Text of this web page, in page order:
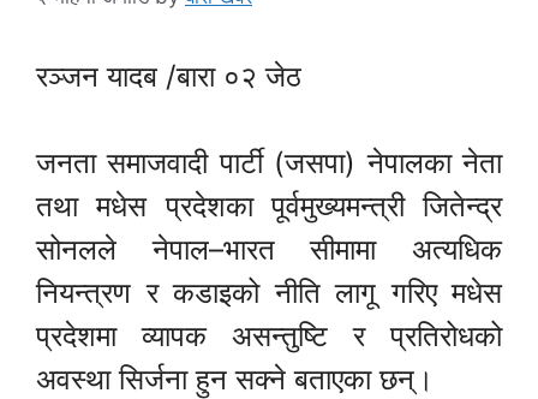
रञ्जन यादब /बारा ०२ जेठ
जनता समाजवादी पार्टी (जसपा) नेपालका नेता
तथा मधेस प्रदेशका पूर्वमुख्यमन्त्री जितेन्द्र
सोनलले नेपाल–भारत सीमामा अत्यधिक
नियन्त्रण र कडाइको नीति लागू गरिए मधेस
प्रदेशमा व्यापक असन्तुष्टि र प्रतिरोधको
अवस्था सिर्जना हुन सक्ने बताएका छन्।